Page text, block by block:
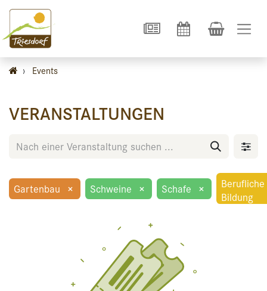
› Events
VERANSTALTUNGEN
Gartenbau × Schweine × Schafe ×
Berufliche
Bildung